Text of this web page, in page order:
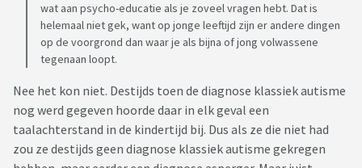
wat aan psycho-educatie als je zoveel vragen hebt. Dat is
helemaal niet gek, want op jonge leeftijd zijn er andere dingen
op de voorgrond dan waar je als bijna of jong volwassene
tegenaan loopt.
Nee het kon niet. Destijds toen de diagnose klassiek autisme
nog werd gegeven hoorde daar in elk geval een
taalachterstand in de kindertijd bij. Dus als ze die niet had
zou ze destijds geen diagnose klassiek autisme gekregen